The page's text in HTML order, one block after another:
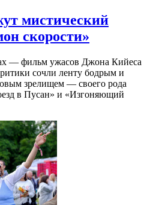
мистический
скорости»
— фильм ужасов Джона Кийеса
сочли ленту бодрым и
зрелищeм — своего рода
в Пусан» и «Изгоняющий